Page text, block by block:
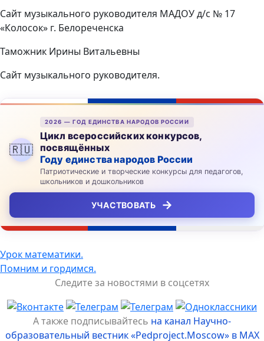
Сайт музыкального руководителя МАДОУ д/с № 17
«Колосок» г. Белореченска
Таможник Ирины Витальевны
Сайт музыкального руководителя.
🇷🇺
2026 — ГОД ЕДИНСТВА НАРОДОВ РОССИИ
Цикл всероссийских конкурсов,
посвящённых
Году единства народов России
Патриотические и творческие конкурсы для педагогов,
школьников и дошкольников
УЧАСТВОВАТЬ →
Навигация
по
записям
Урок математики.
Помним и гордимся.
Следите за новостями в соцсетях
А также подписывайтесь на канал Научно-
образовательный вестник «Pedproject.Moscow» в MAX